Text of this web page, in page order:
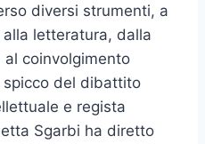
diversi strumenti, a
letteratura, dalla
coinvolgimento
spicco del dibattito
e regista
Sgarbi ha diretto